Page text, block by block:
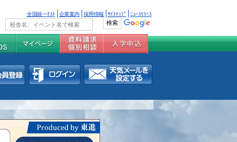
全国統一ﾃｽﾄ 企業案内 採用情報 ｻｲﾄﾏｯﾌﾟ ﾆｭｰｽﾘﾘｰｽ